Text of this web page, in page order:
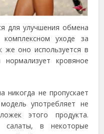
для улучшения обмена
уходе за
же оно используется в
нормализует кровяное
не пропускает
употребляет не
этого продукта.
в некоторые